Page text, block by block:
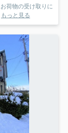
もっと見る